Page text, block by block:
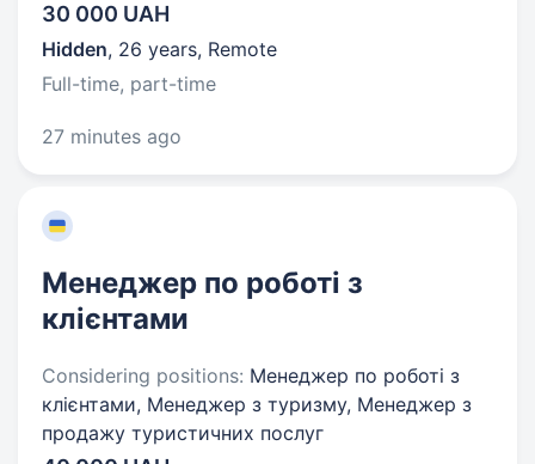
30 000 UAH
Hidden, 26 years, Remote
Full-time, part-time
27 minutes ago
Менеджер по роботі з
клієнтами
Considering positions: Менеджер по роботі з
клієнтами, Менеджер з туризму, Менеджер з
продажу туристичних послуг